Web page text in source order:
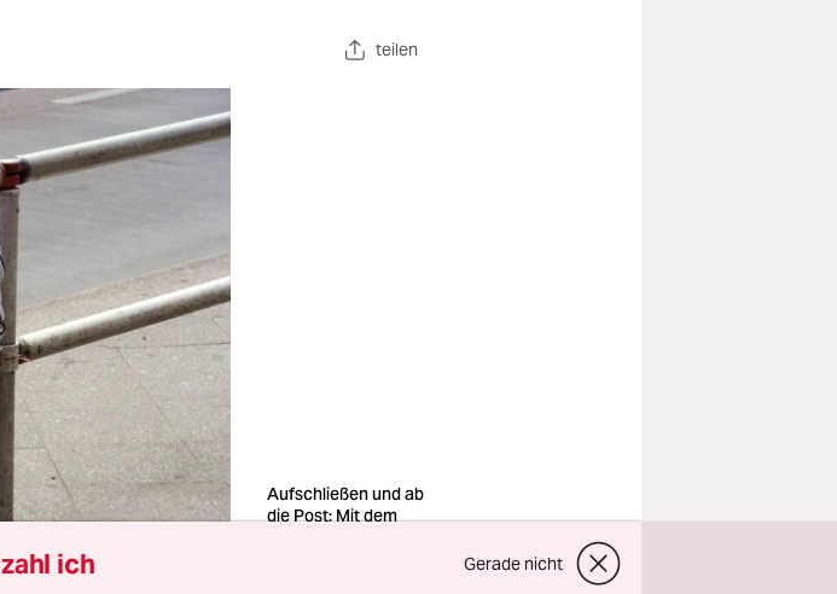
teilen
Aufschließen und ab
die Post: Mit dem
zahl ich Gerade nicht